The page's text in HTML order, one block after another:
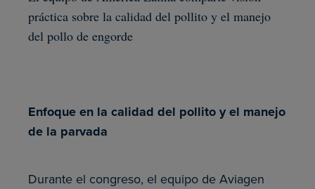
práctica sobre la calidad del pollito y el manejo
del pollo de engorde
Enfoque en la calidad del pollito y el manejo
de la parvada
Durante el congreso, el equipo de Aviagen